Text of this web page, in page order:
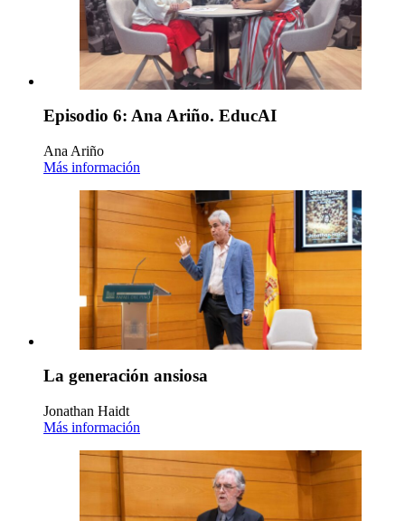
Episodio 6: Ana Ariño. EducAI
Ana Ariño
Más información
La generación ansiosa
Jonathan Haidt
Más información